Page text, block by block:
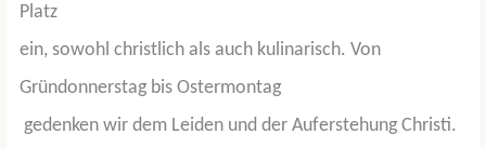
Platz
ein, sowohl christlich als auch kulinarisch. Von
Gründonnerstag bis Ostermontag
gedenken wir dem Leiden und der Auferstehung Christi.